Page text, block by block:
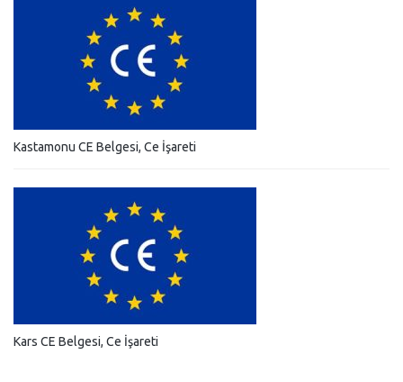
Kastamonu CE Belgesi, Ce İşareti
Kars CE Belgesi, Ce İşareti